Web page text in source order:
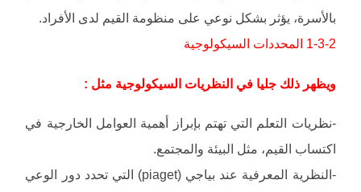
بالأسرة، يؤثر بشكل نوعي على منظومة القيم لدى الأفراد.
1-3-2 المحددات السيكولوجية
ويظهر ذلك جليا في النظريات السيكولوجية مثل :
-نظريات التعلم التي تهتم بإبراز أهمية العوامل الخارجية في
اكتساب القيم، مثل البيئة والمجتمع.
-النظرية المعرفية عند بياجي (piaget) التي تحدد دور الوعي